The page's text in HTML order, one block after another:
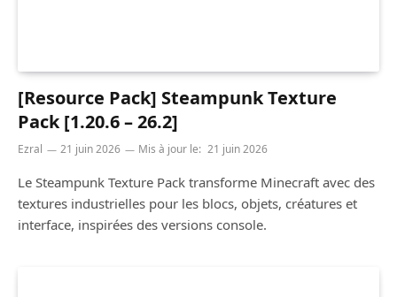
[Resource Pack] Steampunk Texture
Pack [1.20.6 – 26.2]
Ezral 21 juin 2026 Mis à jour le: 21 juin 2026
Le Steampunk Texture Pack transforme Minecraft avec des
textures industrielles pour les blocs, objets, créatures et
interface, inspirées des versions console.